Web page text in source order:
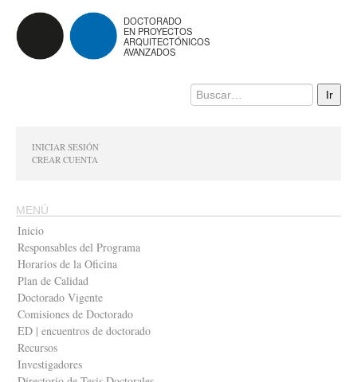
DOCTORADO
EN PROYECTOS
ARQUITECTÓNICOS
AVANZADOS
INICIAR SESIÓN
CREAR CUENTA
MENÚ
Inicio
Responsables del Programa
Horarios de la Oficina
Plan de Calidad
Doctorado Vigente
Comisiones de Doctorado
ED | encuentros de doctorado
Recursos
Investigadores